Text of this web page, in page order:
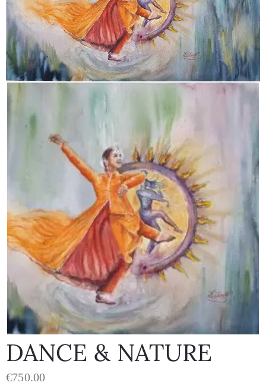
DANCE & NATURE
€750.00